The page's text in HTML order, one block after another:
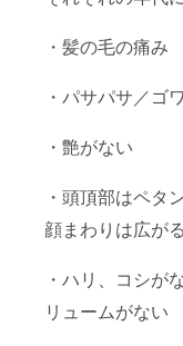
・髪の毛の痛み
・パサパサ／ゴ
・艶がない
・頭頂部はペタ
顔まわりは広がる
・ハリ、コシが
リュームがない